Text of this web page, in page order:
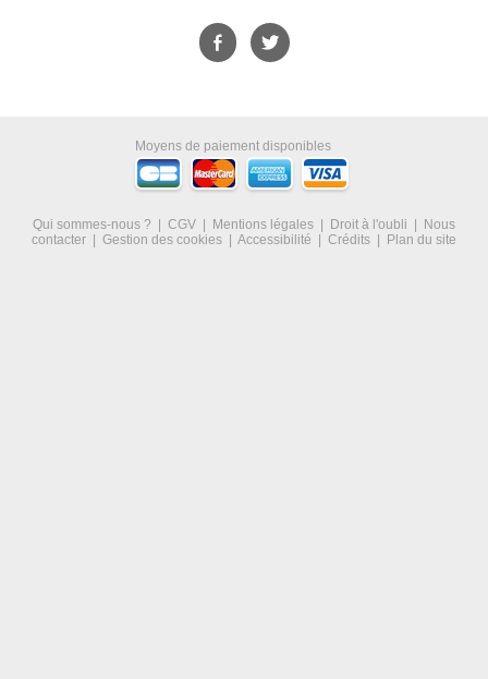
Moyens de paiement disponibles
Qui sommes-nous ? | CGV | Mentions légales | Droit à l'oubli | Nous
contacter | Gestion des cookies | Accessibilité | Crédits | Plan du site